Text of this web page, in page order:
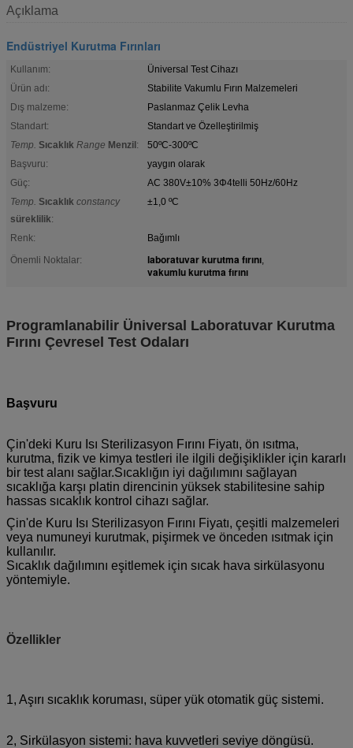
Açıklama
Endüstriyel Kurutma Fırınları
Kullanım:
Üniversal Test Cihazı
Ürün adı:
Stabilite Vakumlu Fırın Malzemeleri
Dış malzeme:
Paslanmaz Çelik Levha
Standart:
Standart ve Özelleştirilmiş
Temp. Sıcaklık Range Menzil:
50ºC-300ºC
Başvuru:
yaygın olarak
Güç:
AC 380V±10% 3Φ4telli 50Hz/60Hz
Temp. Sıcaklık constancy
süreklilik:
±1,0 ºC
Renk:
Bağımlı
Önemli Noktalar:
laboratuvar kurutma fırını,
vakumlu kurutma fırını
Programlanabilir Üniversal Laboratuvar Kurutma
Fırını Çevresel Test Odaları
Başvuru
Çin'deki Kuru Isı Sterilizasyon Fırını Fiyatı, ön ısıtma,
kurutma, fizik ve kimya testleri ile ilgili değişiklikler için kararlı
bir test alanı sağlar.Sıcaklığın iyi dağılımını sağlayan
sıcaklığa karşı platin direncinin yüksek stabilitesine sahip
hassas sıcaklık kontrol cihazı sağlar.
Çin'de Kuru Isı Sterilizasyon Fırını Fiyatı, çeşitli malzemeleri
veya numuneyi kurutmak, pişirmek ve önceden ısıtmak için
kullanılır.
Sıcaklık dağılımını eşitlemek için sıcak hava sirkülasyonu
yöntemiyle.
Özellikler
1, Aşırı sıcaklık koruması, süper yük otomatik güç sistemi.
2, Sirkülasyon sistemi: hava kuvvetleri seviye döngüsü.